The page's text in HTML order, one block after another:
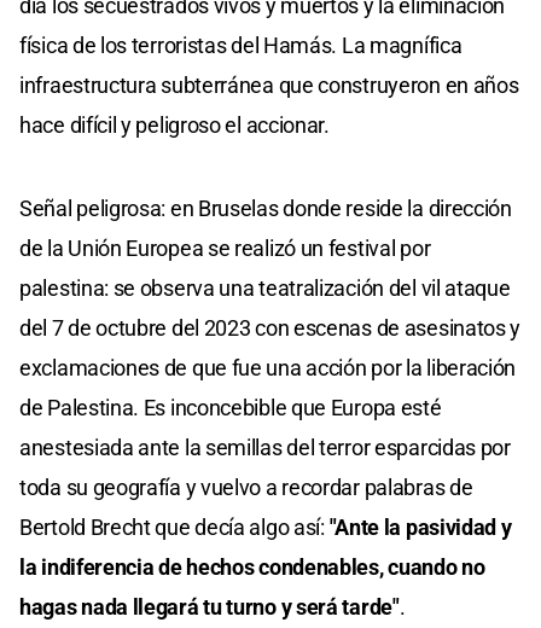
día los secuestrados vivos y muertos y la eliminación
física de los terroristas del Hamás. La magnífica
infraestructura subterránea que construyeron en años
hace difícil y peligroso el accionar.
Señal peligrosa: en Bruselas donde reside la dirección
de la Unión Europea se realizó un festival por
palestina: se observa una teatralización del vil ataque
del 7 de octubre del 2023 con escenas de asesinatos y
exclamaciones de que fue una acción por la liberación
de Palestina. Es inconcebible que Europa esté
anestesiada ante la semillas del terror esparcidas por
toda su geografía y vuelvo a recordar palabras de
Bertold Brecht que decía algo así: "Ante la pasividad y
la indiferencia de hechos condenables, cuando no
hagas nada llegará tu turno y será tarde".